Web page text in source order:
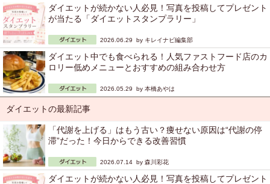
ダイエットが続かない人必見！写真を投稿してプレゼント
が当たる「ダイエットスタンプラリー」
2026.06.29 by キレイナビ編集部
ダイエット中でも食べられる！人気ファストフード店のカ
ロリー低めメニューとおすすめの組み合わせ方
2026.05.29 by 本橋あやは
ダイエットの最新記事
「代謝を上げる」はもう古い？痩せない原因は“代謝の停
滞”だった！今日からできる改善習慣
2026.07.14 by 森川彩花
ダイエットが続かない人必見！写真を投稿してプレゼント